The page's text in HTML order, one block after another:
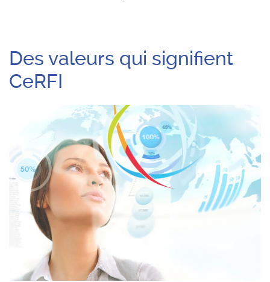
Des valeurs qui signifient
CeRFI